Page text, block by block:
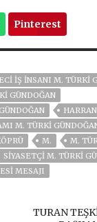
Pinterest
İŞ İNSANI M. TÜRKI
GÜNDOĞAN
GÜNDOĞAN
HARRAN
M. TÜRKI
M.
M.
SIYASETÇI M. TÜRKİ
MESAJI
TURAN